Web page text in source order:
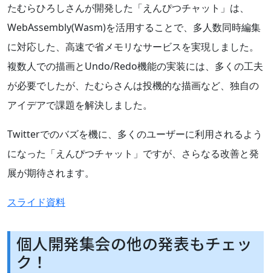
たむらひろしさんが開発した「えんぴつチャット」は、
WebAssembly(Wasm)を活用することで、多人数同時編集
に対応した、高速で省メモリなサービスを実現しました。
複数人での描画とUndo/Redo機能の実装には、多くの工夫
が必要でしたが、たむらさんは投機的な描画など、独自の
アイデアで課題を解決しました。
Twitterでのバズを機に、多くのユーザーに利用されるよう
になった「えんぴつチャット」ですが、さらなる改善と発
展が期待されます。
スライド資料
個人開発集会の他の発表もチェッ
ク！